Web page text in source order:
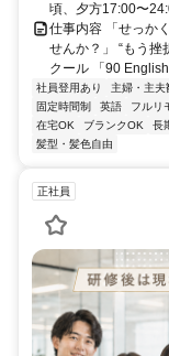
頃、夕方17:00〜
仕事内容 「せっか
せんか？」 “もう挫
クール 「90
社員登用あり 主婦・主夫
固定時間制
英語 フルリ
在宅OK
ブランクOK 長
髪型・髪色自由
正社員